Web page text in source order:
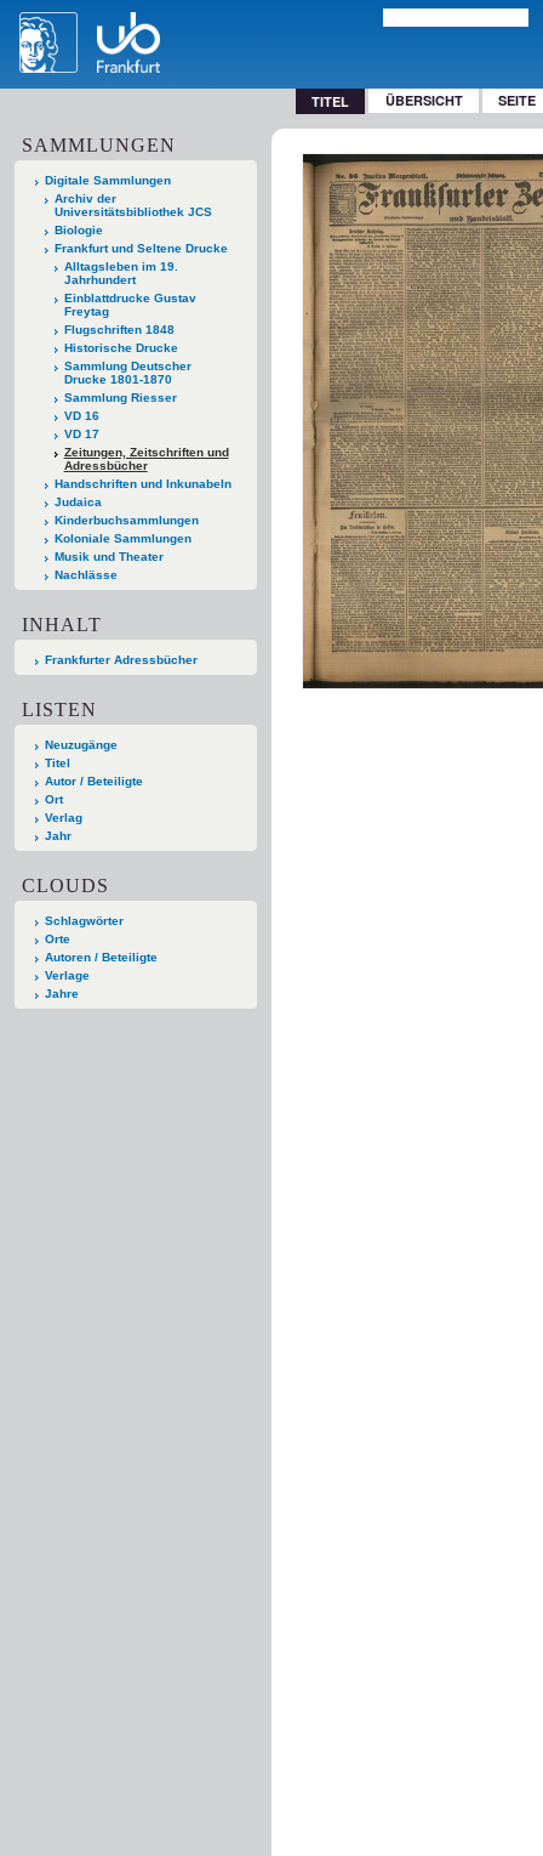
TITEL ÜBERSICHT SEITE
SAMMLUNGEN
Digitale Sammlungen
Archiv der
Universitätsbibliothek JCS
Biologie
Frankfurt und Seltene Drucke
Alltagsleben im 19.
Jahrhundert
Einblattdrucke Gustav
Freytag
Flugschriften 1848
Historische Drucke
Sammlung Deutscher
Drucke 1801-1870
Sammlung Riesser
VD 16
VD 17
Zeitungen, Zeitschriften und
Adressbücher
Handschriften und Inkunabeln
Judaica
Kinderbuchsammlungen
Koloniale Sammlungen
Musik und Theater
Nachlässe
INHALT
Frankfurter Adressbücher
LISTEN
Neuzugänge
Titel
Autor / Beteiligte
Ort
Verlag
Jahr
CLOUDS
Schlagwörter
Orte
Autoren / Beteiligte
Verlage
Jahre